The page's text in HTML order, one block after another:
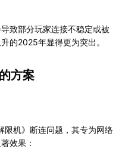
致部分玩家连接不稳定或被
的2025年显得更为突出。
方案
限机》断连问题，其专为网络
效果：